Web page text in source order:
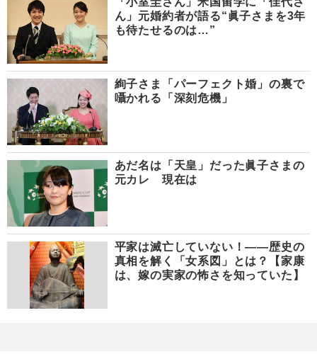
ん」元婚約者が語る“眞子さまを3年
も待たせるのは…”
絢子さま「パーフェクト婚」の裏で
囁かれる「深刻危機」
あだ名は「天皇」だった眞子さまの
元カレ 現在は
平家は滅亡していない！――歴史の
真相を解く「女系図」とは？【家康
は、嫁の実家の怖さを知っていた】